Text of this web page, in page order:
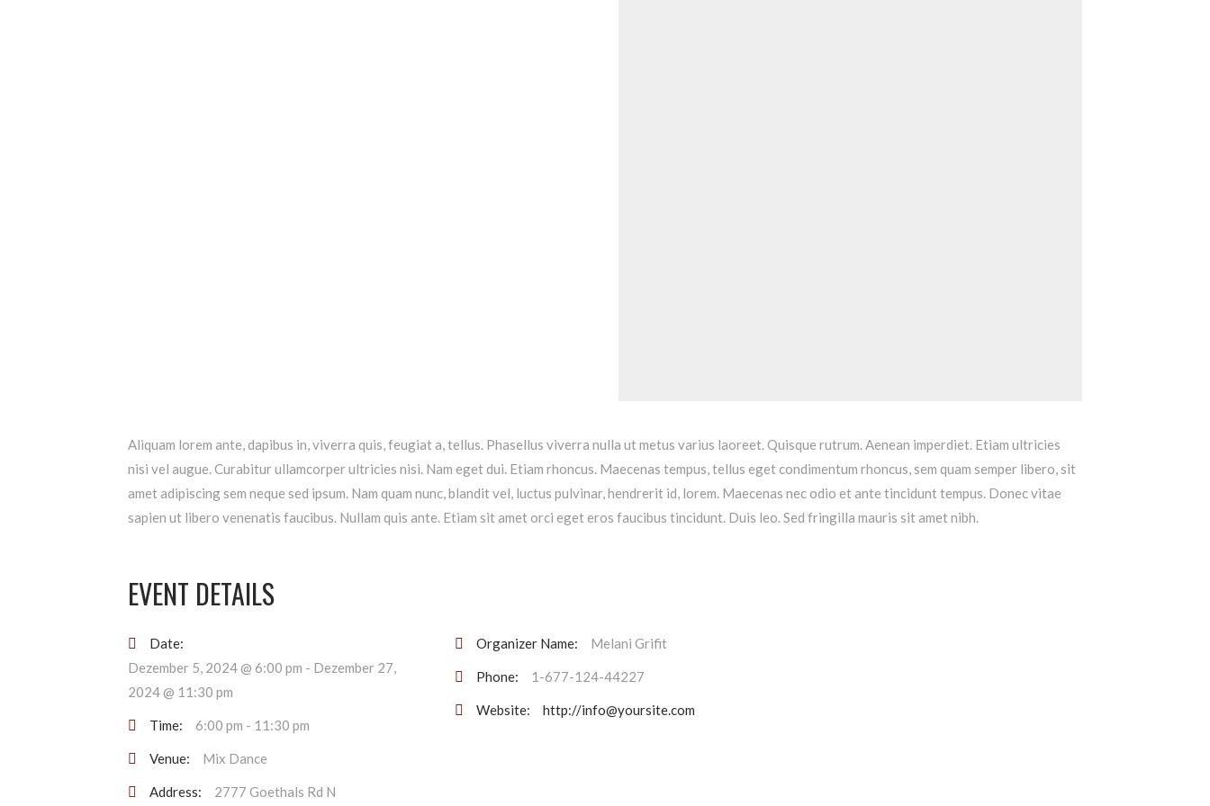
Aliquam lorem ante, dapibus in, viverra quis, feugiat a, tellus. Phasellus viverra nulla ut metus varius laoreet. Quisque rutrum. Aenean imperdiet. Etiam ultricies
nisi vel augue. Curabitur ullamcorper ultricies nisi. Nam eget dui. Etiam rhoncus. Maecenas tempus, tellus eget condimentum rhoncus, sem quam semper libero, sit
amet adipiscing sem neque sed ipsum. Nam quam nunc, blandit vel, luctus pulvinar, hendrerit id, lorem. Maecenas nec odio et ante tincidunt tempus. Donec vitae
sapien ut libero venenatis faucibus. Nullam quis ante. Etiam sit amet orci eget eros faucibus tincidunt. Duis leo. Sed fringilla mauris sit amet nibh.
EVENT DETAILS
Date:
Dezember 5, 2024 @ 6:00 pm - Dezember 27,
2024 @ 11:30 pm
Time: 6:00 pm - 11:30 pm
Venue: Mix Dance
Address: 2777 Goethals Rd N
Organizer Name: Melani Grifit
Phone: 1-677-124-44227
Website: http://info@yoursite.com